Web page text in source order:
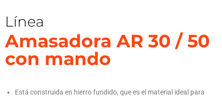
Línea
Amasadora AR 30 / 50
con mando
Está construida en hierro fundido, que es el material ideal para